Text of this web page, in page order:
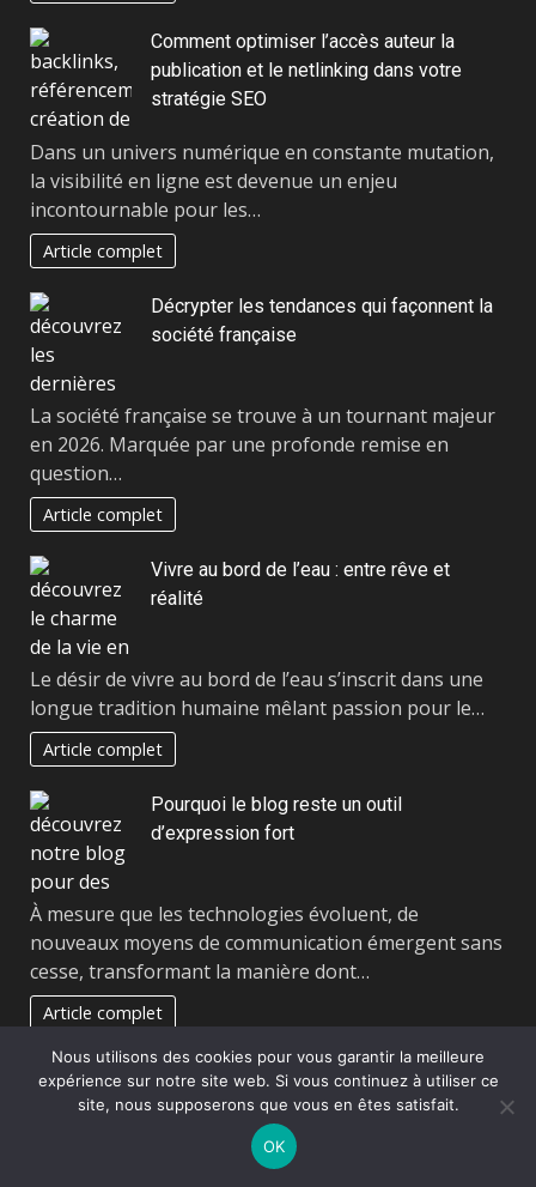
Comment optimiser l’accès auteur la
publication et le netlinking dans votre
stratégie SEO
Dans un univers numérique en constante mutation,
la visibilité en ligne est devenue un enjeu
incontournable pour les…
Article complet
Décrypter les tendances qui façonnent la
société française
La société française se trouve à un tournant majeur
en 2026. Marquée par une profonde remise en
question…
Article complet
Vivre au bord de l’eau : entre rêve et
réalité
Le désir de vivre au bord de l’eau s’inscrit dans une
longue tradition humaine mêlant passion pour le…
Article complet
Pourquoi le blog reste un outil
d’expression fort
À mesure que les technologies évoluent, de
nouveaux moyens de communication émergent sans
cesse, transformant la manière dont…
Article complet
S’informer autrement à l’ère numérique
À l’heure où le numérique domine quasi-totalement
Nous utilisons des cookies pour vous garantir la meilleure
expérience sur notre site web. Si vous continuez à utiliser ce
site, nous supposerons que vous en êtes satisfait.
OK